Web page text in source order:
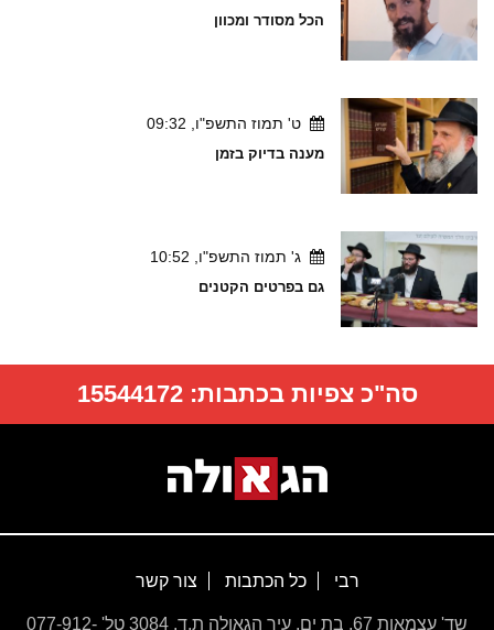
הכל מסודר ומכוון
ט' תמוז התשפ"ו, 09:32
מענה בדיוק בזמן
ג' תמוז התשפ"ו, 10:52
גם בפרטים הקטנים
סה"כ צפיות בכתבות:15544172
רבי כל הכתבות צור קשר
שד' עצמאות 67, בת ים, עיר הגאולה ת.ד. 3084 טל' 077-912-